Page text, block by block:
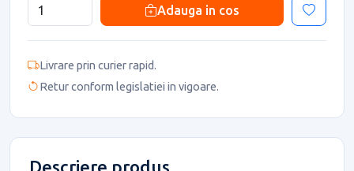
Adauga in cos
Livrare prin curier rapid.
Retur conform legislatiei in vigoare.
Descriere produs